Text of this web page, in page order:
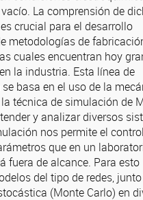
La comprensión de
crucial para el desarrollo
metodologías de
cuales encuentran hoy
la industria. Esta línea de
basa en el uso de la
técnica de simulación de
y analizar diversos
nos permite el
que en un
fuera de alcance. Para esto
del tipo de redes,
(Monte Carlo) en